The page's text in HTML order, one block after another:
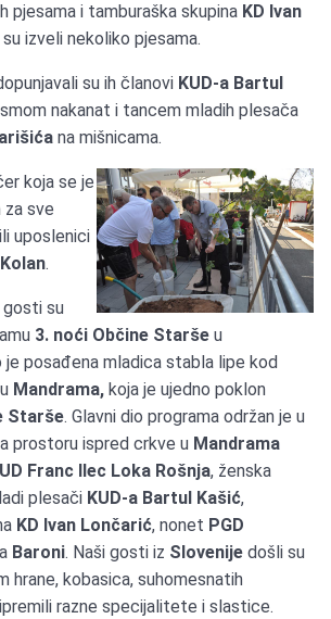
pjesama i tamburaška skupina KD Ivan
izveli nekoliko pjesama.
su ih članovi KUD-a Bartul
nakanat i tancem mladih plesača
na mišnicama.
koja se je
sve
uposlenici
.
gosti su
3. noći Občine Starše u
je posađena mladica stabla lipe kod
Mandrama, koja je ujedno poklon
Starše. Glavni dio programa održan je u
prostoru ispred crkve u Mandrama
Franc Ilec Loka Rošnja, ženska
plesači KUD-a Bartul Kašić,
KD Ivan Lončarić, nonet PGD
Baroni. Naši gosti iz Slovenije došli su
hrane, kobasica, suhomesnatih
razne specijalitete i slastice.